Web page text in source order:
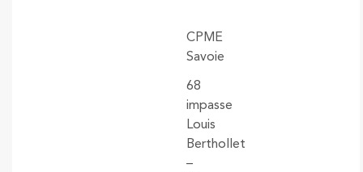
CPME
Savoie
68
impasse
Louis
Berthollet
–